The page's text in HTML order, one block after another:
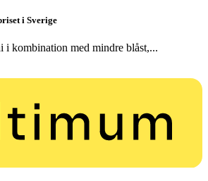
i Sverige
i kombination med mindre blåst,...